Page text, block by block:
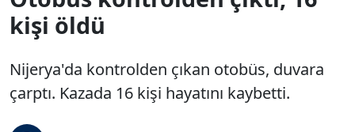
kişi öldü
Nijerya'da kontrolden çıkan otobüs, duvara
çarptı. Kazada 16 kişi hayatını kaybetti.